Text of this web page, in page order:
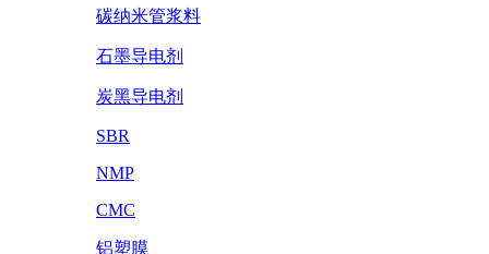
碳纳米管浆料
石墨导电剂
炭黑导电剂
SBR
NMP
CMC
铝塑膜